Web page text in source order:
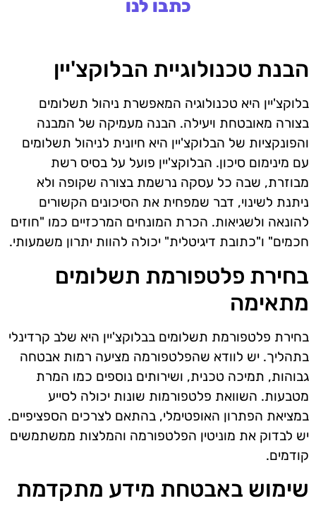
כתבו לנו
הבנת טכנולוגיית הבלוקצ'יין
בלוקצ'יין היא טכנולוגיה המאפשרת ניהול תשלומים
בצורה מאובטחת ויעילה. הבנה מעמיקה של המבנה
והפונקציות של הבלוקצ'יין היא חיונית לניהול תשלומים
עם מינימום סיכון. הבלוקצ'יין פועל על בסיס רשת
מבוזרת, שבה כל עסקה נרשמת בצורה שקופה ולא
ניתנת לשינוי, דבר שמפחית את הסיכונים הקשורים
להונאה ולשגיאות. הכרת המונחים המרכזיים כמו "חוזים
חכמים" ו"כתובת דיגיטלית" יכולה להוות יתרון משמעותי.
בחירת פלטפורמת תשלומים
מתאימה
בחירת פלטפורמת תשלומים בבלוקצ'יין היא שלב קרדינלי
בתהליך. יש לוודא שהפלטפורמה מציעה רמות אבטחה
גבוהות, תמיכה טכנית, ושירותים נוספים כמו המרת
מטבעות. השוואת פלטפורמות שונות יכולה לסייע
במציאת הפתרון האופטימלי, בהתאם לצרכים הספציפיים.
יש לבדוק את מוניטין הפלטפורמה והמלצות ממשתמשים
קודמים.
שימוש באבטחת מידע מתקדמת